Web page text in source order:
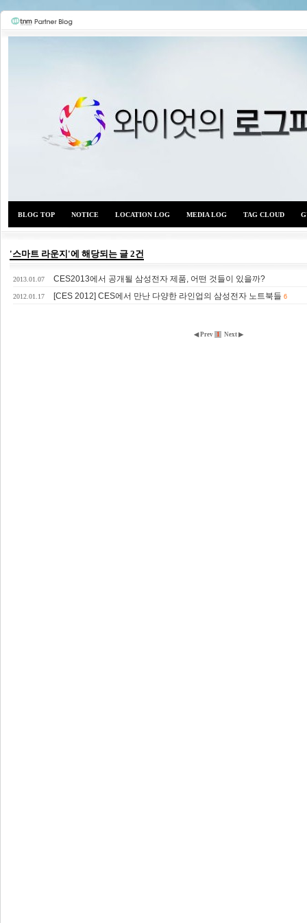
BLOG TOP NOTICE LOCATION LOG MEDIA LOG TAG CLOUD
'스마트 라운지'에 해당되는 글 2건
2013.01.07 CES2013에서 공개될 삼성전자 제품, 어떤 것들이 있을까?
2012.01.17 [CES 2012] CES에서 만난 다양한 라인업의 삼성전자 노트북들 6
◀ Prev 1 Next ▶